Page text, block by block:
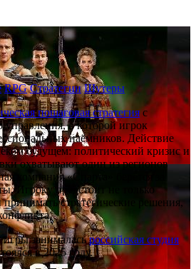
RPG Стратегии Шутеры
пошаговая стратегияс
управления, в которой игрок
наёмников. Действие
будущем: политический кризис и
охватывают один из регионов
компания «Спарта» берётся за
Игроку предстоит не только
принимать стратегические решения,
игры занималасьроссийская студия
в 2025 году.